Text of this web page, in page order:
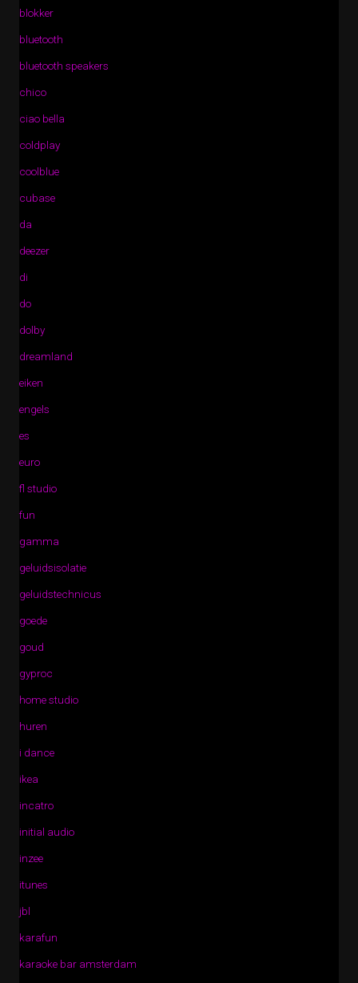
blokker
bluetooth
bluetooth speakers
chico
ciao bella
coldplay
coolblue
cubase
da
deezer
di
do
dolby
dreamland
eiken
engels
es
euro
fl studio
fun
gamma
geluidsisolatie
geluidstechnicus
goede
goud
gyproc
home studio
huren
i dance
ikea
incatro
initial audio
inzee
itunes
jbl
karafun
karaoke bar amsterdam